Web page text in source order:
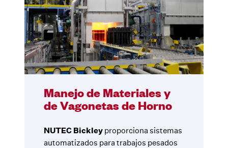
Manejo de Materiales y
de Vagonetas de Horno
NUTEC Bickley proporciona sistemas
automatizados para trabajos pesados